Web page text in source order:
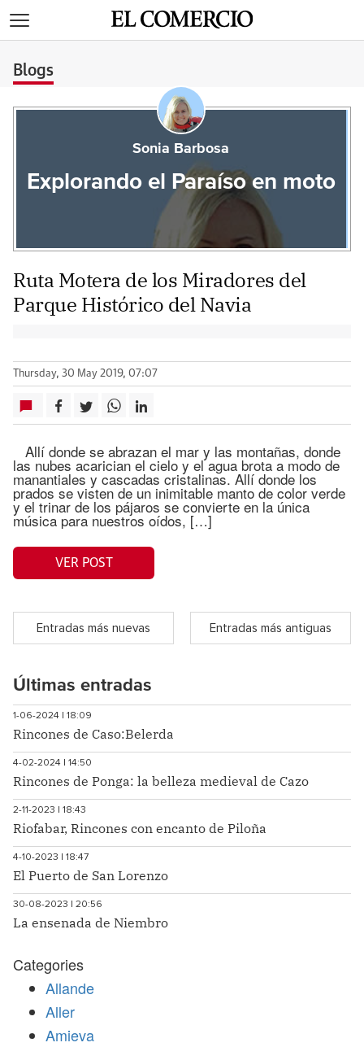
Blogs
Sonia Barbosa
Explorando el Paraíso en moto
Ruta Motera de los Miradores del
Parque Histórico del Navia
Thursday, 30 May 2019, 07:07
Allí donde se abrazan el mar y las montañas, donde
las nubes acarician el cielo y el agua brota a modo de
manantiales y cascadas cristalinas. Allí donde los
prados se visten de un inimitable manto de color verde
y el trinar de los pájaros se convierte en la única
música para nuestros oídos, […]
VER POST
Entradas más nuevas Entradas más antiguas
Últimas entradas
1-06-2024 | 18:09
Rincones de Caso:Belerda
4-02-2024 | 14:50
Rincones de Ponga: la belleza medieval de Cazo
2-11-2023 | 18:43
Riofabar, Rincones con encanto de Piloña
4-10-2023 | 18:47
El Puerto de San Lorenzo
30-08-2023 | 20:56
La ensenada de Niembro
Categories
Allande
Aller
Amieva